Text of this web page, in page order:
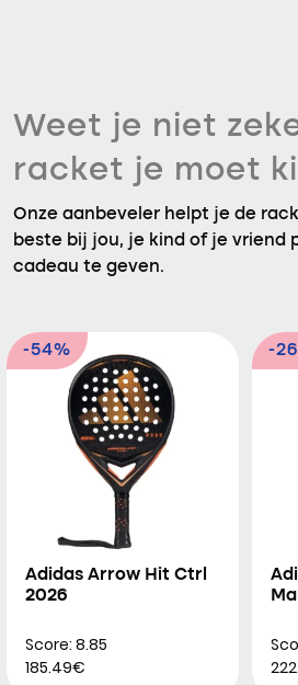
Weet je niet
racket je moet
Onze aanbeveler helpt je de
beste bij jou, je kind of je vriend
cadeau te geven.
-54%
Adidas Arrow Hit Ctrl
2026
Score: 8.85
185.49€
-